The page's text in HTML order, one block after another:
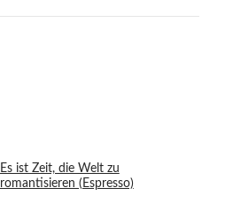
Es ist Zeit, die Welt zu
romantisieren (Espresso)